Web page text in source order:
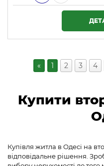
« 1 2 3 4
Купити
Купівля житла в Одесі на
відповідальне рішення.